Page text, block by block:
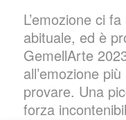
L’emozione ci
abituale, ed è
GemellArte
all’emozione
provare. Una
forza